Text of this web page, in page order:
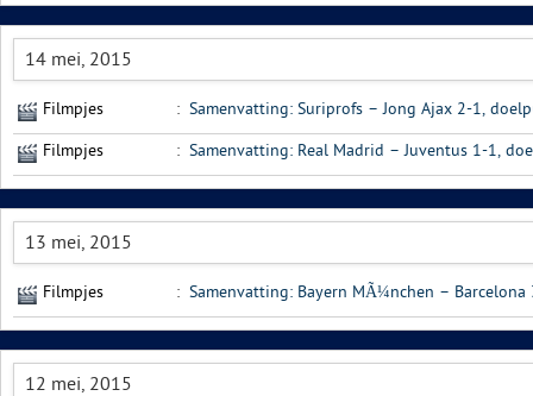
14 mei, 2015
Filmpjes : Samenvatting: Suriprofs – Jong Ajax 2-1,
Filmpjes : Samenvatting: Real Madrid – Juventus 1-1,
13 mei, 2015
Filmpjes : Samenvatting: Bayern MÃ¼nchen –
12 mei, 2015